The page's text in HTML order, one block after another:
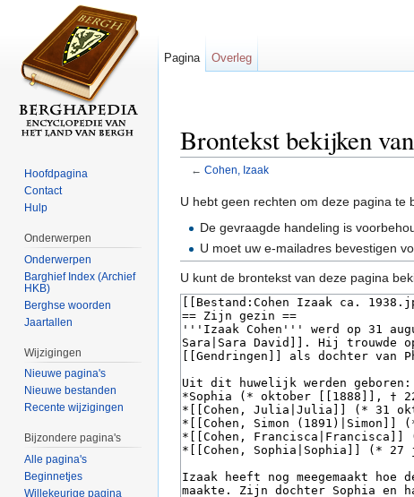
Brontekst bekijken
← Cohen, Izaak
U hebt geen rechten om deze pagina te
De gevraagde handeling is
U moet uw e-mailadres bevestigen
U kunt de brontekst van deze pagina
Pagina Overleg
Hoofdpagina
Contact
Hulp
Onderwerpen
Onderwerpen
Barghief Index (Archief
HKB)
Berghse woorden
Jaartallen
Wijzigingen
Nieuwe pagina's
Nieuwe bestanden
Recente wijzigingen
Bijzondere pagina's
Alle pagina's
Beginnetjes
Willekeurige pagina